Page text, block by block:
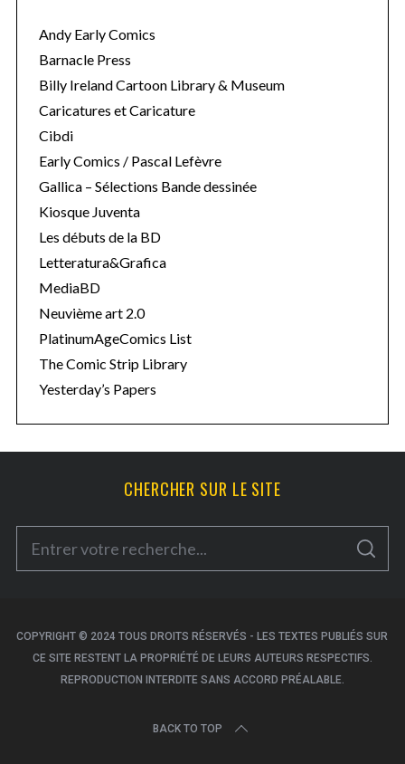
Andy Early Comics
Barnacle Press
Billy Ireland Cartoon Library & Museum
Caricatures et Caricature
Cibdi
Early Comics / Pascal Lefèvre
Gallica – Sélections Bande dessinée
Kiosque Juventa
Les débuts de la BD
Letteratura&Grafica
MediaBD
Neuvième art 2.0
PlatinumAgeComics List
The Comic Strip Library
Yesterday’s Papers
CHERCHER SUR LE SITE
c
S
A
COPYRIGHT © 2024 TOUS DROITS RÉSERVÉS - LES TEXTES PUBLIÉS SUR
CE SITE RESTENT LA PROPRIÉTÉ DE LEURS AUTEURS RESPECTIFS.
REPRODUCTION INTERDITE SANS ACCORD PRÉALABLE.
BACK TO TOP